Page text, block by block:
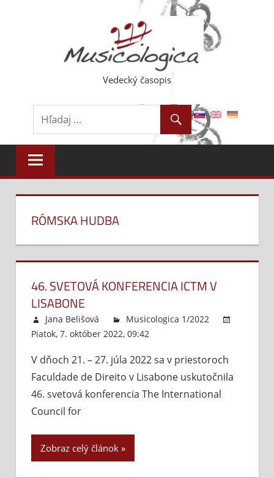
Vedecký časopis
RÓMSKA HUDBA
46. SVETOVÁ KONFERENCIA ICTM V
LISABONE
Jana Belišová
Musicologica 1/2022
Piatok, 7. október 2022, 09:42
V dňoch 21. – 27. júla 2022 sa v priestoroch
Faculdade de Direito v Lisabone uskutočnila
46. svetová konferencia The International
Council for
Zobraz celý článok